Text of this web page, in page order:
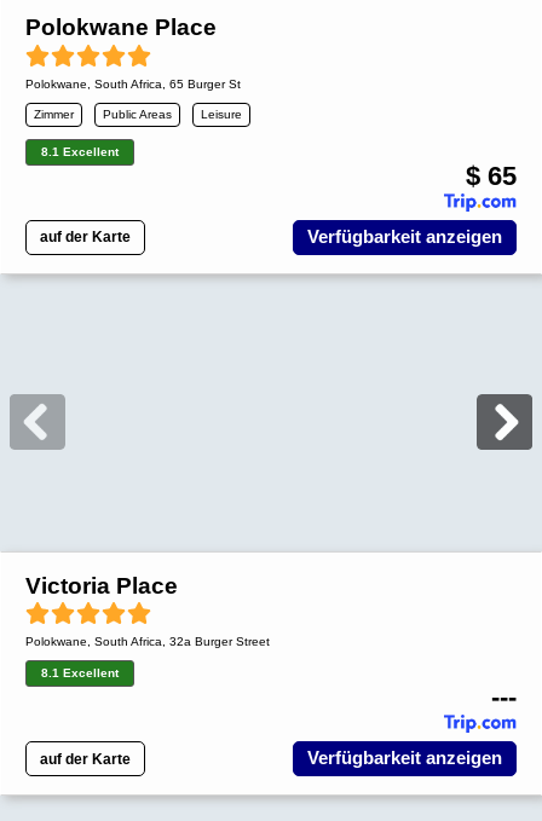
Polokwane Place
Polokwane South Africa , 65 Burger St
Zimmer Public Areas Leisure
8.1 Excellent
$ 65
auf der Karte Verfügbarkeit anzeigen
Victoria Place
Polokwane, South Africa, 32a Burger Street
8.1 Excellent
---
auf der Karte Verfügbarkeit anzeigen